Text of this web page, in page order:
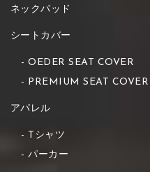
ネックパッド
シートカバー
OEDER SEAT COVER
PREMIUM SEAT COVER
アパレル
Tシャツ
パーカー